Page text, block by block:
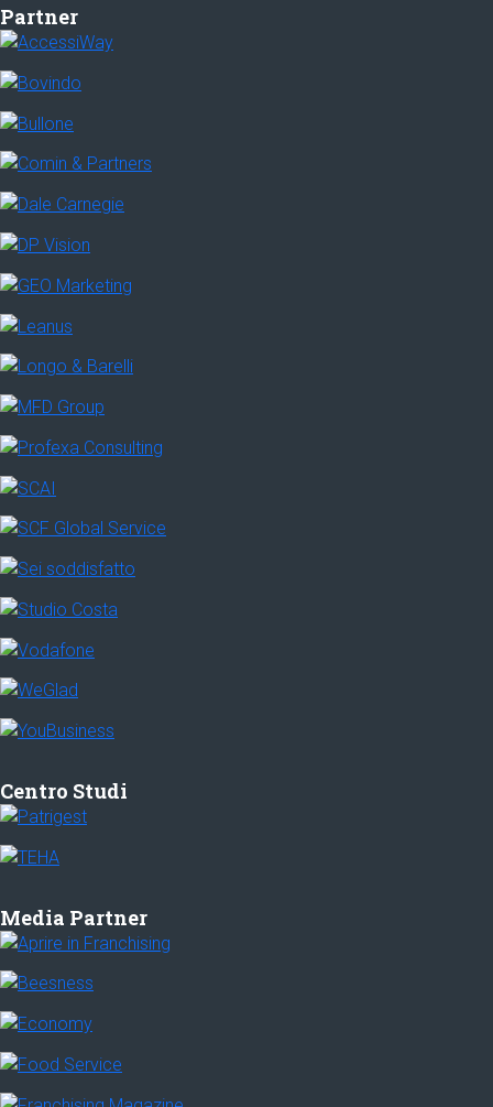
Partner
Centro Studi
Media Partner